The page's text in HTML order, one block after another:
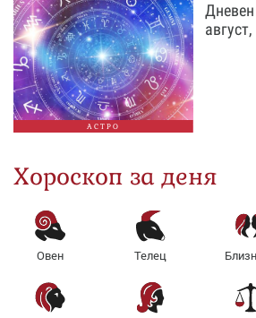
АСТРО
Хороскоп за деня
Овен Телец